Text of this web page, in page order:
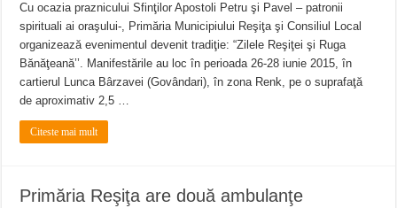
Cu ocazia praznicului Sfinţilor Apostoli Petru şi Pavel – patronii
spirituali ai oraşului-, Primăria Municipiului Reşiţa şi Consiliul Local
organizează evenimentul devenit tradiţie: “Zilele Reşiţei şi Ruga
Bănăţeană’’. Manifestările au loc în perioada 26-28 iunie 2015, în
cartierul Lunca Bârzavei (Govândari), în zona Renk, pe o suprafaţă
de aproximativ 2,5 …
Citeste mai mult
Primăria Reşiţa are două ambulanţe